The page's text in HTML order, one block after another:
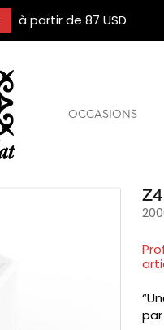
à partir de 87 USD
OCCASIONS